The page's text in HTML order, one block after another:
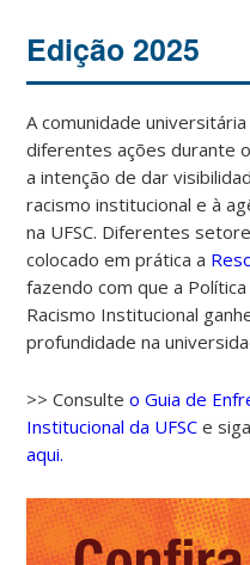
Edição 2025
A comunidade
diferentes ações durante
a intenção de dar
racismo institucional e à
na UFSC. Diferentes
colocado em prática a
fazendo com que a
Racismo Institucional
profundidade na
>> Consulteo Guia de
Institucional da UFSC e
aqui.